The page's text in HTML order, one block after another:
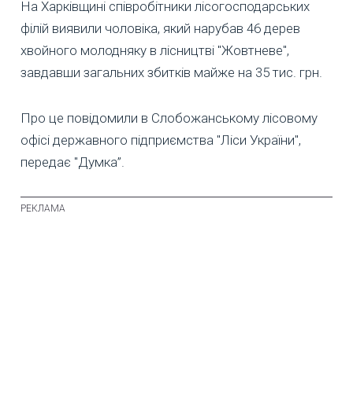
На Харківщині співробітники лісогосподарських
філій виявили чоловіка, який нарубав 46 дерев
хвойного молодняку в лісництві "Жовтневе",
завдавши загальних збитків майже на 35 тис. грн.
Про це повідомили в Слобожанському лісовому
офісі державного підприємства "Ліси України",
передає "Думка”.